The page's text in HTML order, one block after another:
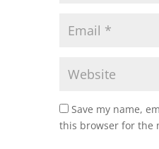
Save my name,
this browser for the